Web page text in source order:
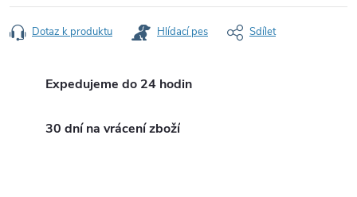
Dotaz k produktu Hlídací pes Sdílet
Expedujeme do 24 hodin
30 dní na vrácení zboží